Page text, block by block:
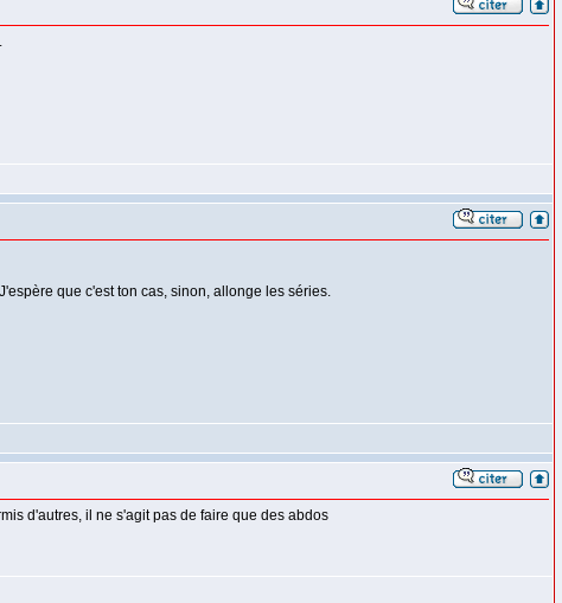
que c'est ton cas, sinon, allonge les séries.
d'autres, il ne s'agit pas de faire que des abdos